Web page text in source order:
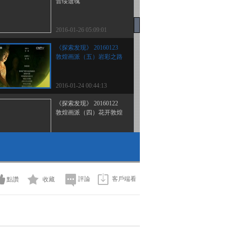
2016-01-26 05:09:01
《探索发现》 20160123
敦煌画派（五）岩彩之路
2016-01-24 00:44:13
《探索发现》 20160122
敦煌画派（四）花开敦煌
2016-01-22 01:56:07
敦煌画派（二）美术诗经
點讚 收藏 評論 客戶端看